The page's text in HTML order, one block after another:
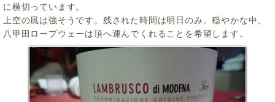
に横切っています。
上空の風は強そうです。残された時間は明日のみ。穏やかな中、
八甲田ロープウェーは頂へ運んでくれることを希望します。